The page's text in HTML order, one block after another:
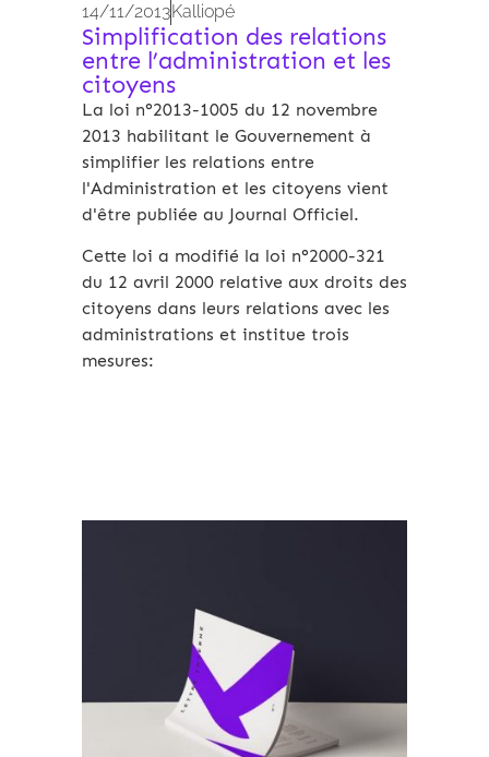
14/11/2013Kalliopé
Simplification des relations
entre l’administration et les
citoyens
La loi n°2013-1005 du 12 novembre
2013 habilitant le Gouvernement à
simplifier les relations entre
l'Administration et les citoyens vient
d'être publiée au Journal Officiel.
Cette loi a modifié la loi n°2000-321
du 12 avril 2000 relative aux droits des
citoyens dans leurs relations avec les
administrations et institue trois
mesures: